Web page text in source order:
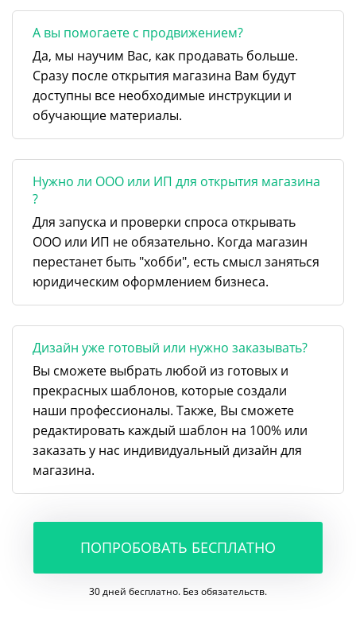
А вы помогаете с продвижением?
Да, мы научим Вас, как продавать больше.
Сразу после открытия магазина Вам будут
доступны все необходимые инструкции и
обучающие материалы.
Нужно ли ООО или ИП для открытия магазина
?
Для запуска и проверки спроса открывать
ООО или ИП не обязательно. Когда магазин
перестанет быть "хобби", есть смысл заняться
юридическим оформлением бизнеса.
Дизайн уже готовый или нужно заказывать?
Вы сможете выбрать любой из готовых и
прекрасных шаблонов, которые создали
наши профессионалы. Также, Вы сможете
редактировать каждый шаблон на 100% или
заказать у нас индивидуальный дизайн для
магазина.
ПОПРОБОВАТЬ БЕСПЛАТНО
30 дней бесплатно. Без обязательств.